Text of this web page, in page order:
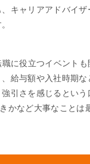
キャリアアドバイ
に役立つイベント
給与額や入社時期な
引さを感じるという
かなど大事なことは